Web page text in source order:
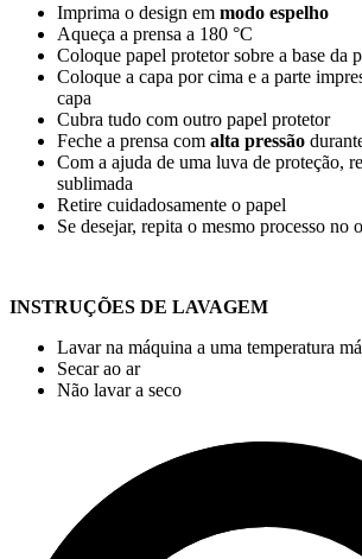
Imprima o design em modo espelho
Aqueça a prensa a 180 °C
Coloque papel protetor sobre a base da
Coloque a capa por cima e a parte
capa
Cubra tudo com outro papel protetor
Feche a prensa com alta pressão
Com a ajuda de uma luva de proteção,
sublimada
Retire cuidadosamente o papel
Se desejar, repita o mesmo processo no
INSTRUÇÕES DE LAVAGEM
Lavar na máquina a uma temperatura
Secar ao ar
Não lavar a seco